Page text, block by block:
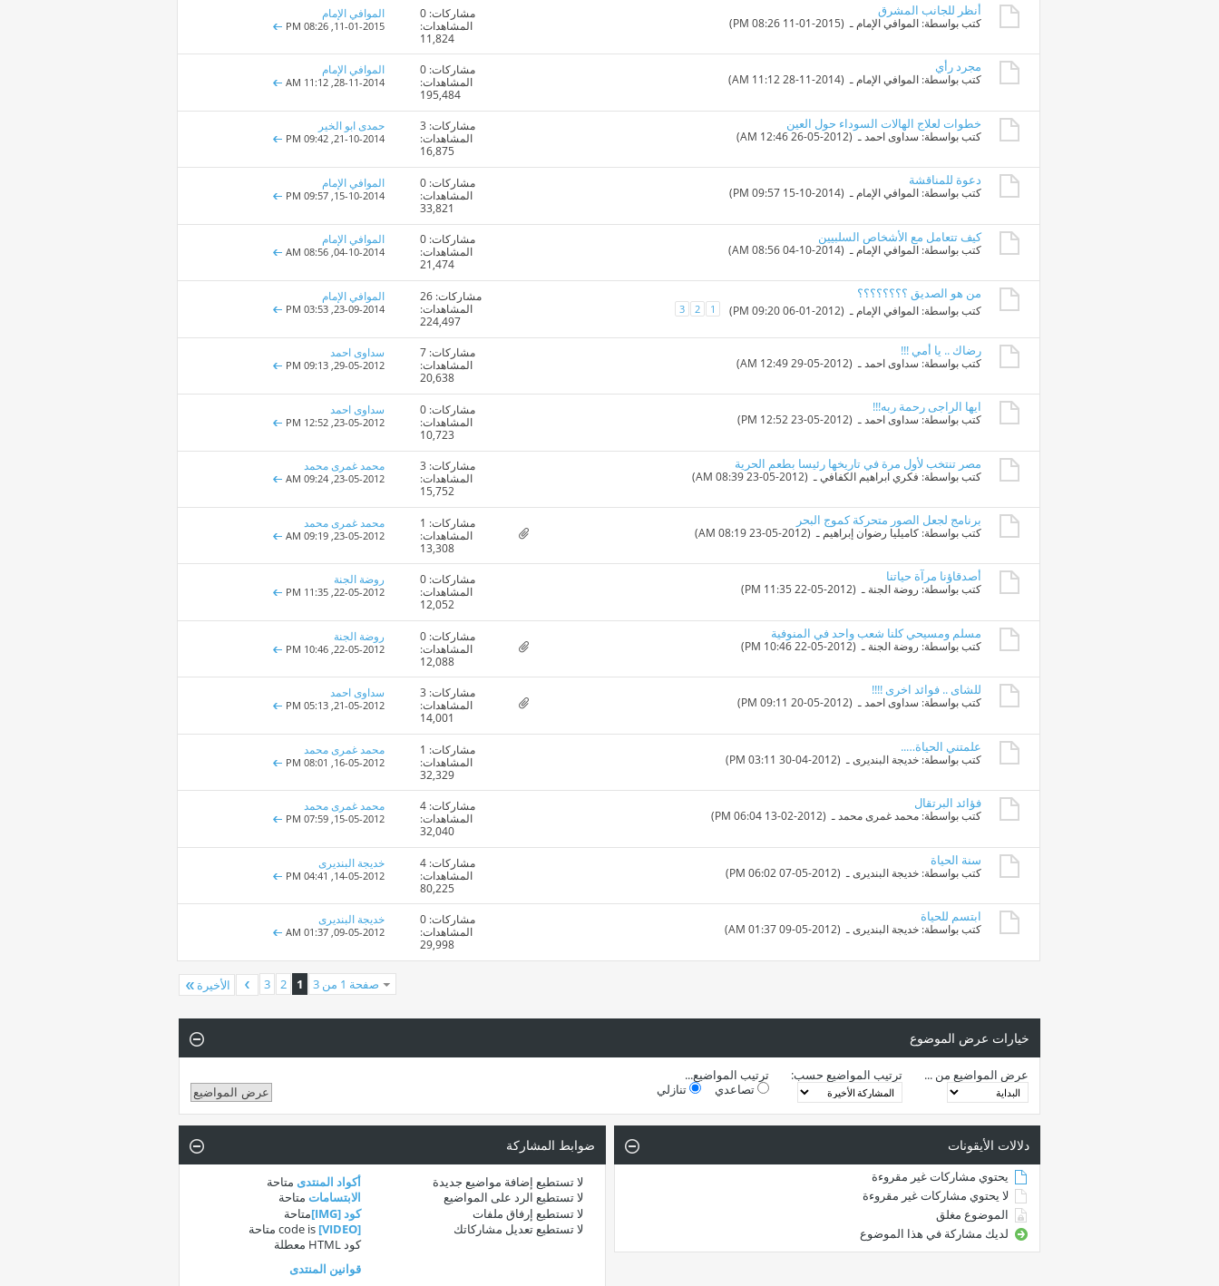
أنظر للجانب المشرق
كتب بواسطة: الموافي الإمام ـ ‏ (11-01-2015 08:26 PM)
مشاركات: 0
المشاهدات:
11,824
الموافي الإمام
11-01-2015,
08:26 PM
مجرد رأي
كتب بواسطة: الموافي الإمام ـ ‏ (28-11-2014 11:12 AM)
مشاركات: 0
المشاهدات:
195,484
الموافي الإمام
28-11-2014,
11:12 AM
خطوات لعلاج الهالات السوداء حول العين
كتب بواسطة: سداوى احمدـ ‏ (26-05-2012 12:46 AM)
مشاركات: 3
المشاهدات:
16,875
حمدى ابو الخير
21-10-2014,
09:42 PM
دعوة للمناقشة
كتب بواسطة: الموافي الإمام ـ ‏ (15-10-2014 09:57 PM)
مشاركات: 0
المشاهدات:
33,821
الموافي الإمام
15-10-2014,
09:57 PM
كيف تتعامل مع الأشخاص السلبيين
كتب بواسطة: الموافي الإمام ـ ‏ (04-10-2014 08:56 AM)
مشاركات: 0
المشاهدات:
21,474
الموافي الإمام
04-10-2014,
08:56 AM
من هو الصديق ؟؟؟؟؟؟؟؟
كتب بواسطة: الموافي الإمام ـ ‏ (06-01-2012 09:20 PM) 1
2
3
مشاركات: 26
المشاهدات:
224,497
الموافي الإمام
23-09-2014,
03:53 PM
رضاك .. يا أمي !!!
كتب بواسطة: سداوى احمدـ ‏ (29-05-2012 12:49 AM)
مشاركات: 7
المشاهدات:
20,638
سداوى احمد
29-05-2012,
09:13 PM
ايها الراجى رحمة ربه!!!
كتب بواسطة: سداوى احمدـ ‏ (23-05-2012 12:52 PM)
مشاركات: 0
المشاهدات:
10,723
سداوى احمد
23-05-2012,
12:52 PM
مصر تنتخب لأول مرة في تاريخها رئيسا بطعم الحرية
كتب بواسطة: فكري ابراهيم الكفافيـ ‏ (23-05-2012 08:39 AM)
مشاركات: 3
المشاهدات:
15,752
محمد غمرى محمد
23-05-2012,
09:24 AM
برنامج لجعل الصور متحركة كموج البحر
كتب بواسطة: كاميليا رضوان إبراهيم ـ ‏ (23-05-2012 08:19 AM)
مشاركات: 1
المشاهدات:
13,308
محمد غمرى محمد
23-05-2012,
09:19 AM
أصدقاؤنا مرآة حياتنا
كتب بواسطة: روضة الجنة ـ ‏ (22-05-2012 11:35 PM)
مشاركات: 0
المشاهدات:
12,052
روضة الجنة
22-05-2012,
11:35 PM
مسلم ومسيحي كلنا شعب واحد في المنوفية
كتب بواسطة: روضة الجنة ـ ‏ (22-05-2012 10:46 PM)
مشاركات: 0
المشاهدات:
12,088
روضة الجنة
22-05-2012,
10:46 PM
للشاى .. فوائد اخرى !!!!
كتب بواسطة: سداوى احمدـ ‏ (20-05-2012 09:11 PM)
مشاركات: 3
المشاهدات:
14,001
سداوى احمد
21-05-2012,
05:13 PM
علمتني الحياة…..
كتب بواسطة: خديجة البنديرىـ ‏ (30-04-2012 03:11 PM)
مشاركات: 1
المشاهدات:
32,329
محمد غمرى محمد
16-05-2012,
08:01 PM
فؤائد البرتقال
كتب بواسطة: محمد غمرى محمدـ ‏ (13-02-2012 06:04 PM)
مشاركات: 4
المشاهدات:
32,040
محمد غمرى محمد
15-05-2012,
07:59 PM
سنة الحياة
كتب بواسطة: خديجة البنديرىـ ‏ (07-05-2012 06:02 PM)
مشاركات: 4
المشاهدات:
80,225
خديجة البنديرى
14-05-2012,
04:41 PM
ابتسم للحياة
كتب بواسطة: خديجة البنديرىـ ‏ (09-05-2012 01:37 AM)
مشاركات: 0
المشاهدات:
29,998
خديجة البنديرى
09-05-2012,
01:37 AM
صفحة 1 من 3 1
2
3 الأخيرة
خيارات عرض الموضوع
عرض المواضيع من ... ترتيب المواضيع حسب:
ترتيب المواضيع...
تصاعدي
تنازلي
دلالات الأيقونات
يحتوي مشاركات غير مقروءة
لا يحتوي مشاركات غير مقروءة
الموضوع مغلق
لديك مشاركة في هذا الموضوع
ضوابط المشاركة
لا تستطيع إضافة مواضيع جديدة
لا تستطيع الرد على المواضيع
لا تستطيع إرفاق ملفات
لا تستطيعتعديل مشاركاتك
أكواد المنتدى متاحة
الابتسامات متاحة
كود [IMG]
متاحة
[VIDEO]
متاحة
كود HTML
معطلة
قوانين المنتدى